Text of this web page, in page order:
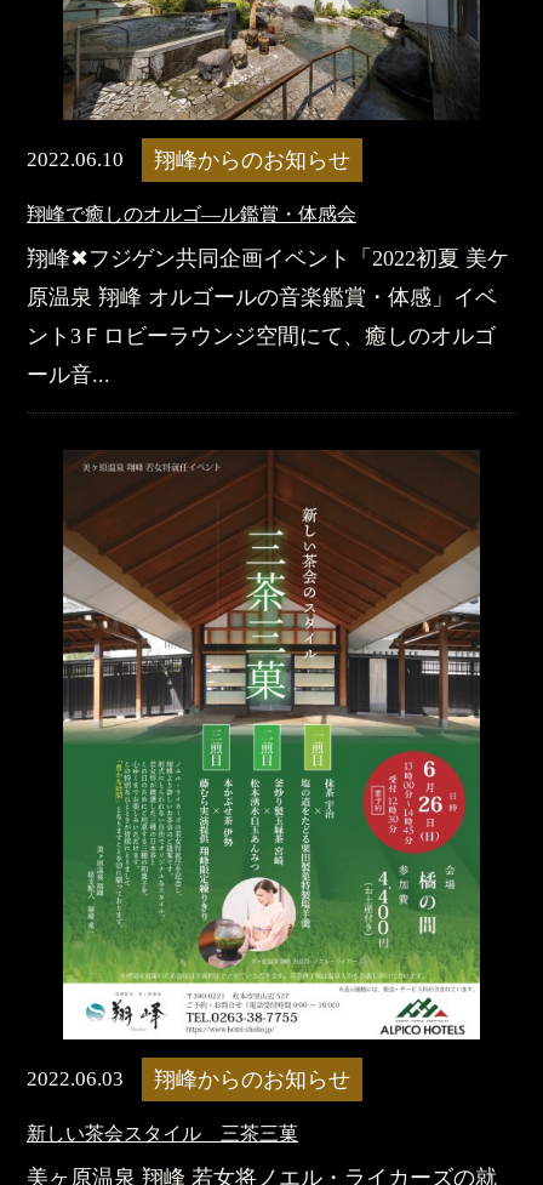
2022.06.10 翔峰からのお知らせ
翔峰で癒しのオルゴ―ル鑑賞・体感会
翔峰✖フジゲン共同企画イベント「2022初夏 美ケ
原温泉 翔峰 オルゴールの音楽鑑賞・体感」イベ
ント3Ｆロビーラウンジ空間にて、癒しのオルゴ
ール音...
2022.06.03 翔峰からのお知らせ
新しい茶会スタイル 三茶三菓
美ヶ原温泉 翔峰 若女将ノエル・ライカーズの就